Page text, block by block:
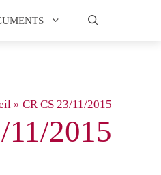
» CR CS 23/11/2015
11/2015